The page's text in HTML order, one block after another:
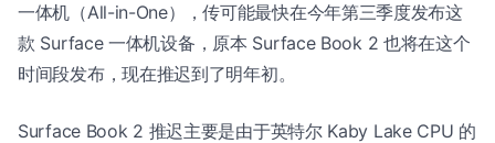
一体机（All-in-One），传可能最快在今年第三季度发布这
款 Surface 一体机设备，原本 Surface Book 2 也将在这个
时间段发布，现在推迟到了明年初。
Surface Book 2 推迟主要是由于英特尔 Kaby Lake CPU 的